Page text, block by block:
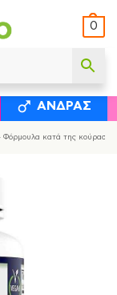
0
ΕΠΙΚΟΙΝΩΝΊΑ
ΦΥΣΙΚΆ
ΆΝΔΡΑΣ
Φόρμουλα κατά της